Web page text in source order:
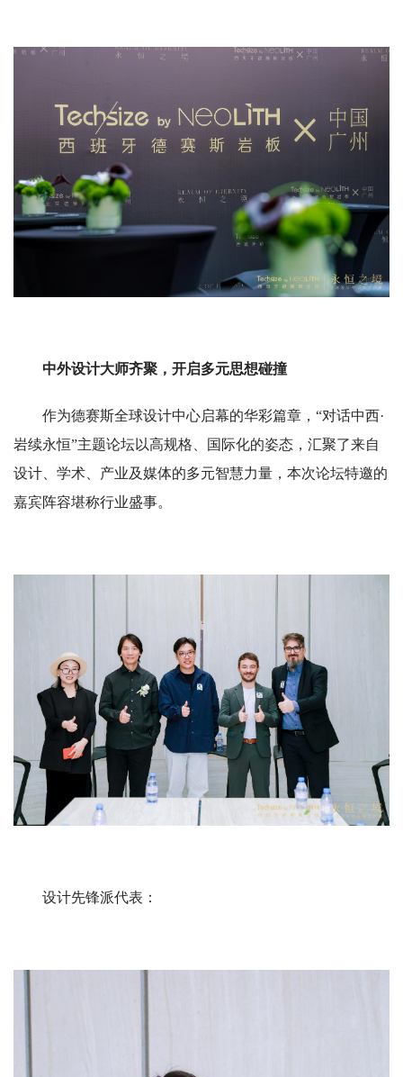
中外设计大师齐聚，开启多元思想碰撞
作为德赛斯全球设计中心启幕的华彩篇章，“对话中西·
岩续永恒”主题论坛以高规格、国际化的姿态，汇聚了来自
设计、学术、产业及媒体的多元智慧力量，本次论坛特邀的
嘉宾阵容堪称行业盛事。
设计先锋派代表：